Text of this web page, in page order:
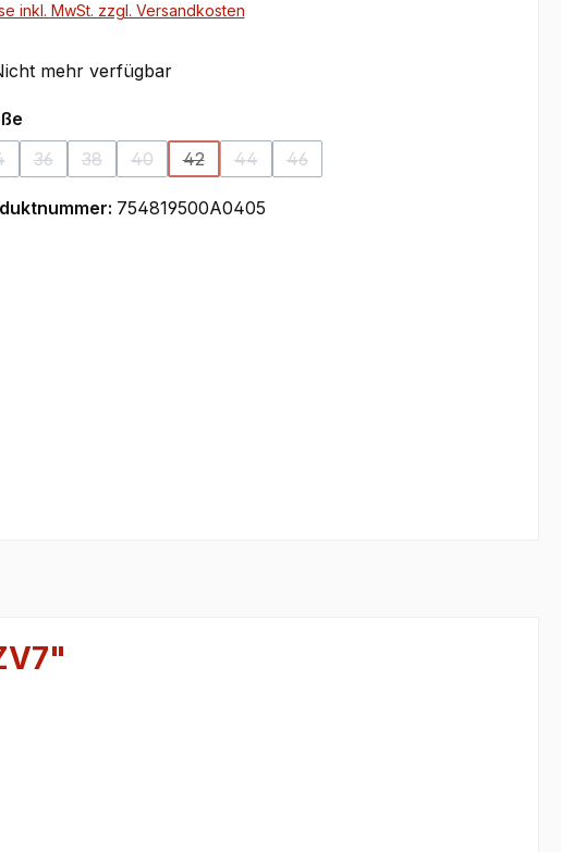
inkl. MwSt. zzgl. Versandkosten
mehr verfügbar
auswählen
(Diese Option ist zurzeit nicht verfügbar.)
36
(Diese Option ist zurzeit nicht verfügbar.)
38
(Diese Option ist zurzeit nicht verfügbar.)
40
(Diese Option ist zurzeit nicht verfügbar.)
42
(Diese Option ist zurzeit nicht verfügbar.)
44
(Diese Option ist zurzeit nicht verfügbar.)
46
(Diese Option ist zurzeit nicht
754819500A0405